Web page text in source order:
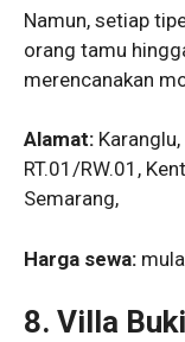
Namun, setiap
orang tamu
merencanakan
Alamat:
RT.01/RW.01,
Semarang,
Harga sewa:
8. Villa